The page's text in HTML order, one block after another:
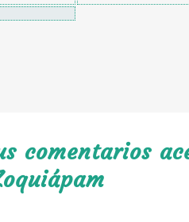
comentarios